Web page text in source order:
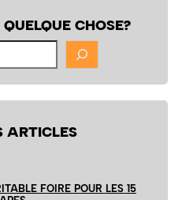
CHOSE?
ARTICLES
FOIRE POUR LES 15